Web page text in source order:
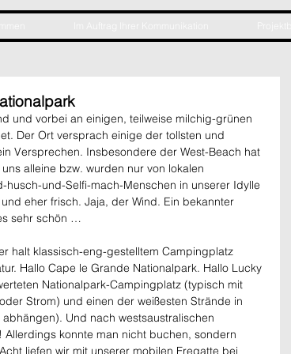
und vorbei an einigen, teilweise milchig-grünen
Der Ort versprach einige der tollsten und
Versprechen. Insbesondere der West-Beach hat
alleine bzw. wurden nur von lokalen
und-Selfi-mach-Menschen in unserer Idylle
eher frisch. Jaja, der Wind. Ein bekannter
sehr schön …
halt klassisch-eng-gestelltem Campingplatz
Hallo Cape le Grande Nationalpark. Hallo Lucky
Nationalpark-Campingplatz (typisch mit
Strom) und einen der weißesten Strände in
Und nach westsaustralischen
konnte man nicht buchen, sondern
liefen wir mit unserer mobilen Fregatte bei